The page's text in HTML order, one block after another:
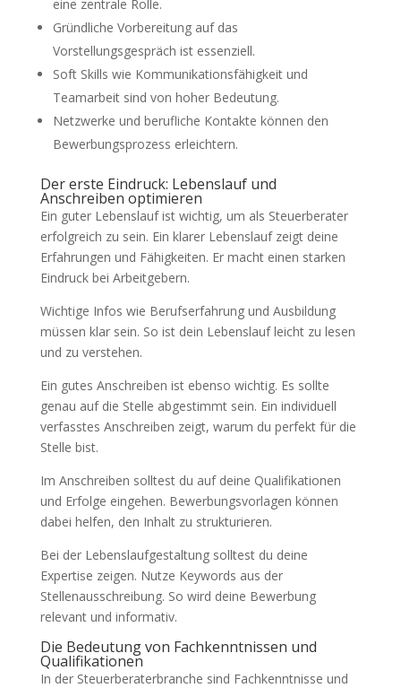
eine zentrale Rolle.
Gründliche Vorbereitung auf das
Vorstellungsgespräch ist essenziell.
Soft Skills wie Kommunikationsfähigkeit und
Teamarbeit sind von hoher Bedeutung.
Netzwerke und berufliche Kontakte können den
Bewerbungsprozess erleichtern.
Der erste Eindruck: Lebenslauf und
Anschreiben optimieren
Ein guter Lebenslauf ist wichtig, um als Steuerberater
erfolgreich zu sein. Ein klarer Lebenslauf zeigt deine
Erfahrungen und Fähigkeiten. Er macht einen starken
Eindruck bei Arbeitgebern.
Wichtige Infos wie Berufserfahrung und Ausbildung
müssen klar sein. So ist dein Lebenslauf leicht zu lesen
und zu verstehen.
Ein gutes Anschreiben ist ebenso wichtig. Es sollte
genau auf die Stelle abgestimmt sein. Ein individuell
verfasstes Anschreiben zeigt, warum du perfekt für die
Stelle bist.
Im Anschreiben solltest du auf deine Qualifikationen
und Erfolge eingehen. Bewerbungsvorlagen können
dabei helfen, den Inhalt zu strukturieren.
Bei der Lebenslaufgestaltung solltest du deine
Expertise zeigen. Nutze Keywords aus der
Stellenausschreibung. So wird deine Bewerbung
relevant und informativ.
Die Bedeutung von Fachkenntnissen und
Qualifikationen
In der Steuerberaterbranche sind Fachkenntnisse und